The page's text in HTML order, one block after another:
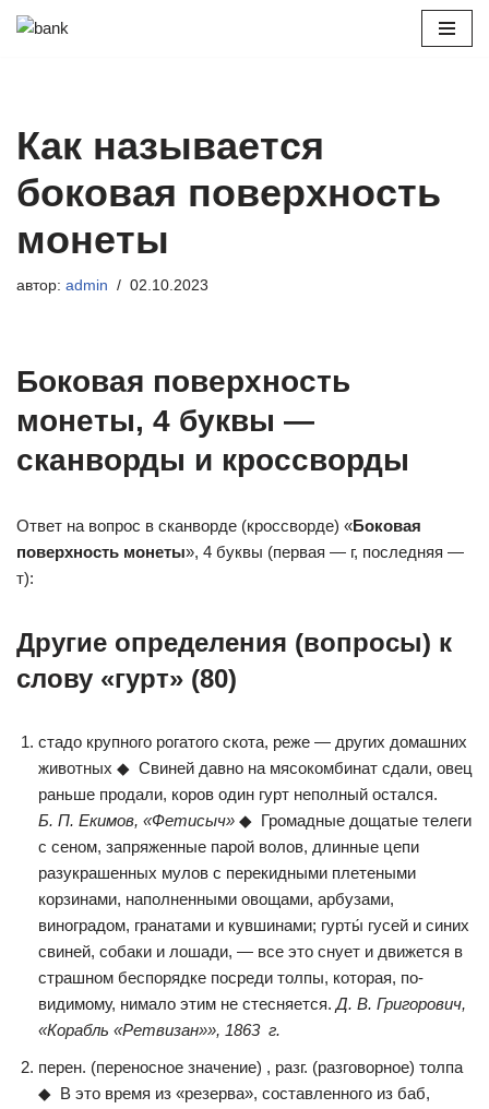
Как называется
боковая поверхность
монеты
автор: admin 02.10.2023
Боковая поверхность
монеты, 4 буквы —
сканворды и кроссворды
Ответ на вопрос в сканворде (кроссворде) «Боковая
поверхность монеты», 4 буквы (первая — г, последняя —
т):
Другие определения (вопросы) к
слову «гурт» (80)
стадо крупного рогатого скота, реже — других домашних
животных ◆ Свиней давно на мясокомбинат сдали, овец
раньше продали, коров один гурт неполный остался.
Б. П. Екимов, «Фетисыч» ◆ Громадные дощатые телеги
с сеном, запряженные парой волов, длинные цепи
разукрашенных мулов с перекидными плетеными
корзинами, наполненными овощами, арбузами,
виноградом, гранатами и кувшинами; гурты́ гусей и синих
свиней, собаки и лошади, — все это снует и движется в
страшном беспорядке посреди толпы, которая, по-
видимому, нимало этим не стесняется. Д. В. Григорович,
«Корабль «Ретвизан»», 1863 г.
перен. (переносное значение) , разг. (разговорное) толпа
◆ В это время из «резерва», составленного из баб,